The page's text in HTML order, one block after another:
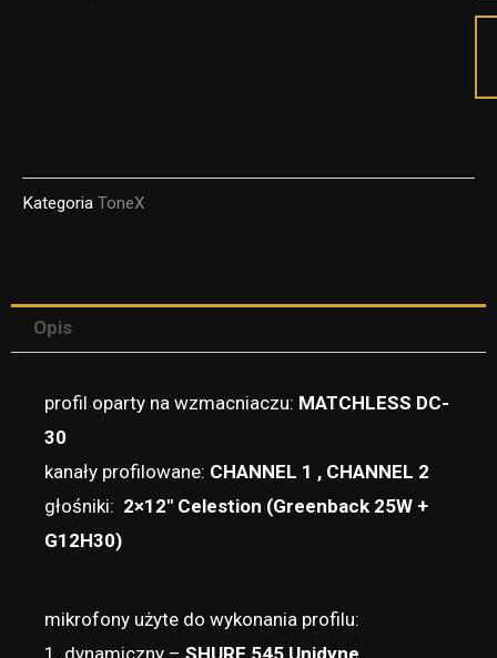
Kategoria ToneX
Opis
profil oparty na wzmacniaczu: MATCHLESS DC-
30
kanały profilowane: CHANNEL 1 , CHANNEL 2
głośniki: 2×12″ Celestion (Greenback 25W +
G12H30)
mikrofony użyte do wykonania profilu: